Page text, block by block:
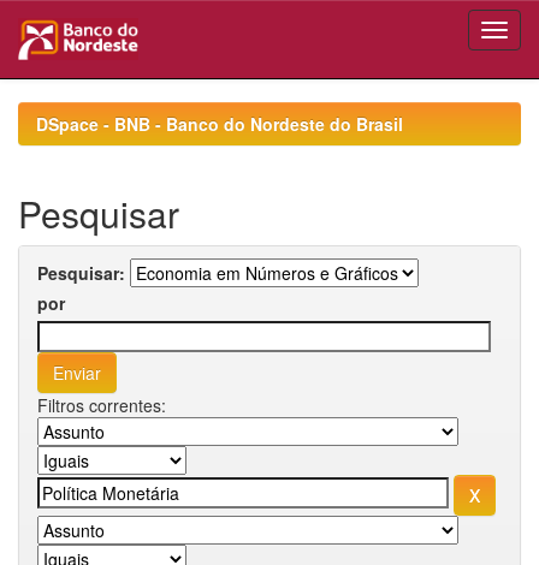
navigationDSpace - BNB - Banco do Nordeste do Brasil
Pesquisar
Pesquisar:
por
Filtros correntes: